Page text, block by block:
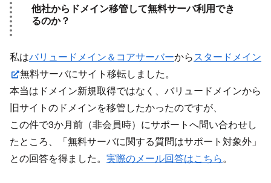
他社からドメイン移管して無料サーバ利用でき
るのか？
私はバリュードメイン＆コアサーバーからスタードメイン
無料サーバにサイト移転しました。
本当はドメイン新規取得ではなく、バリュードメインから
旧サイトのドメインを移管したかったのですが、
この件で3か月前（非会員時）にサポートへ問い合わせし
たところ、「無料サーバに関する質問はサポート対象外」
との回答を得ました。 実際のメール回答はこちら。